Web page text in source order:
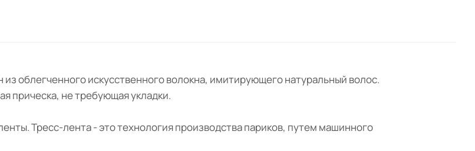
из облегченного искусственного волокна, имитирующего натуральный волос.
прическа, не требующая укладки.
Тресс-лента - это технология производства париков, путем машинного